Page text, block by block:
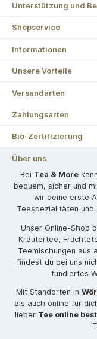
Unterstützung und
Shopservice
Informationen
Unsere Vorteile
Versandarten
Zahlungsarten
Bio-Zertifizierung
Über uns
Bei Tea & More
bequem, sicher und
wir deine erste
Teespezialitäten und
Unser Online-Shop
Kräutertee,
Teemischungen aus
findest du bei uns
fundiertes
Mit Standorten in
als auch online für
lieber Tee online